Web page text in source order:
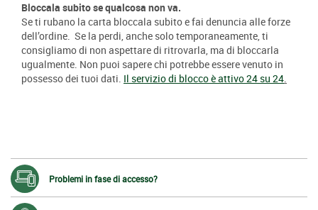
Bloccala subito se qualcosa non va.
Se ti rubano la carta bloccala subito e fai denuncia alle forze
dell’ordine. Se la perdi, anche solo temporaneamente, ti
consigliamo di non aspettare di ritrovarla, ma di bloccarla
ugualmente. Non puoi sapere chi potrebbe essere venuto in
possesso dei tuoi dati. Il servizio di blocco è attivo 24 su 24.
Problemi in fase di accesso?